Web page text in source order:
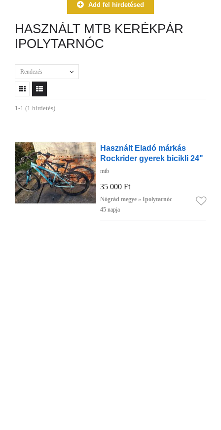
Add fel hirdetésed
HASZNÁLT MTB KERÉKPÁR
IPOLYTARNÓC
Rendezés
1-1 (1 hirdetés)
Használt Eladó márkás
Rockrider gyerek bicikli 24"
mtb
35 000 Ft
Nógrád megye » Ipolytarnóc
45 napja